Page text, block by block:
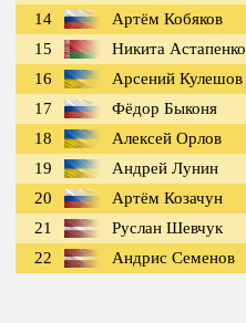
14
Артём Кобяков
15
Никита Астапенко
16
Арсений Кулешов
17
Фёдор Быконя
18
Алексей Орлов
19
Андрей Лунин
20
Артём Козачун
21
Руслан Шевчук
22
Андрис Семенов